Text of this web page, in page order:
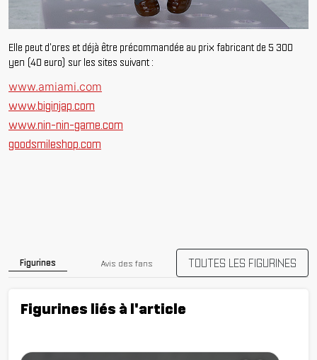
Elle peut d'ores et déjà être précommandée au prix fabricant de 5 300
yen (40 euro) sur les sites suivant :
www.amiami.com
www.biginjap.com
www.nin-nin-game.com
goodsmileshop.com
Figurines Avis des fans TOUTES LES FIGURINES
Figurines liés à l'article